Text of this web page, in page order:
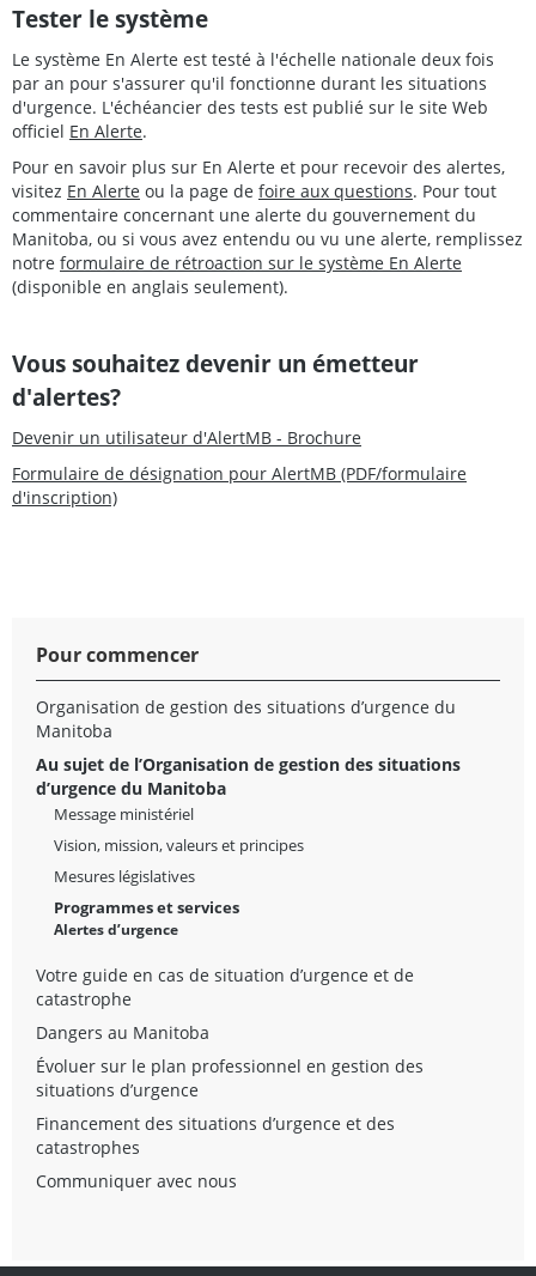
Tester le système
Le système En Alerte est testé à l'échelle nationale deux fois
par an pour s'assurer qu'il fonctionne durant les situations
d'urgence. L'échéancier des tests est publié sur le site Web
officiel En Alerte.
Pour en savoir plus sur En Alerte et pour recevoir des alertes,
visitez En Alerte ou la page de foire aux questions. Pour tout
commentaire concernant une alerte du gouvernement du
Manitoba, ou si vous avez entendu ou vu une alerte, remplissez
notre formulaire de rétroaction sur le système En Alerte
(disponible en anglais seulement).
Vous souhaitez devenir un émetteur
d'alertes?
Devenir un utilisateur d'AlertMB - Brochure
Formulaire de désignation pour AlertMB (PDF/formulaire
d'inscription)
Pour commencer
Organisation de gestion des situations d’urgence du
Manitoba
Au sujet de l’Organisation de gestion des situations
d’urgence du Manitoba
Message ministériel
Vision, mission, valeurs et principes
Mesures législatives
Programmes et services
Alertes d’urgence
Votre guide en cas de situation d’urgence et de
catastrophe
Dangers au Manitoba
Évoluer sur le plan professionnel en gestion des
situations d’urgence
Financement des situations d’urgence et des
catastrophes
Communiquer avec nous